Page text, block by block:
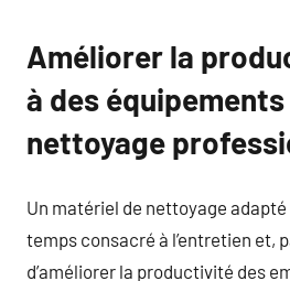
Améliorer la
à des
nettoyage
Un matériel de nettoyage adapté
temps consacré à l’entretien et,
d’améliorer la productivité des